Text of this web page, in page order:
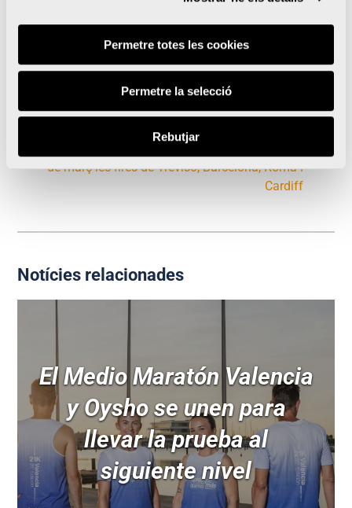
Permetre totes les cookies
Permetre la selecció
Rebutjar
València Triatló obri inscripcions amb 3.500 places
disponibles per a les sis modalitats
València Ciutat del Running visitarà durant el mes
de març les fires de Treviso, Barcelona, Roma i
Cardiff
Notícies relacionades
El Medio Maratón Valencia
y Oysho se unen para
llevar la prueba al
siguiente nivel